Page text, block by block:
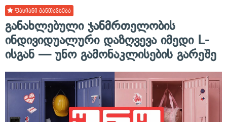
ფასიანი განთავსება
განახლებული ჯანმრთელობის
ინდივიდუალური დაზღვევა იმედი L-
ისგან — უნო გამონაკლისების გარეშე